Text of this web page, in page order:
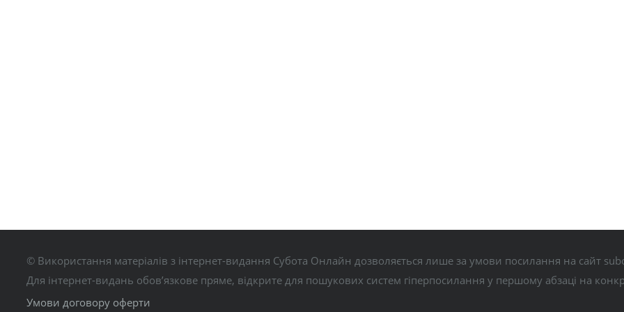
© Використання матеріалів з інтернет-видання Субота Онлайн дозволяється лише за умови посилання на сайт
Для інтернет-видань обов’язкове пряме, відкрите для пошукових систем гіперпосилання у першому абзаці на
Умови договору оферти